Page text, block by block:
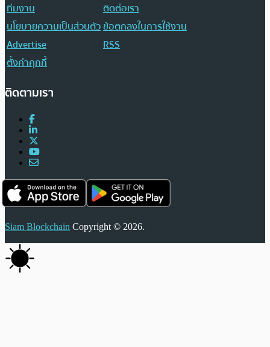
ทีมงาน
ติดต่อเรา
นโยบายความเป็นส่วนตัวข้อตกลงในการใช้งาน
Advertise
RSS
ตั้งค่าคุกกี้
ติดตามเรา
Siam Blockchain Copyright © 2026.